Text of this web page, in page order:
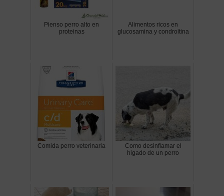
Pienso perro alto en
proteinas
Alimentos ricos en
glucosamina y condroitina
Comida perro veterinaria
Como desinflamar el
higado de un perro